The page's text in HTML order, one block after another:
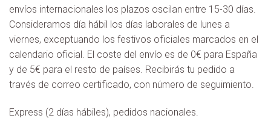
envíos internacionales los plazos oscilan entre 15-30 días.
Consideramos día hábil los días laborales de lunes a
viernes, exceptuando los festivos oficiales marcados en el
calendario oficial. El coste del envío es de 0€ para España
y de 5€ para el resto de países. Recibirás tu pedido a
través de correo certificado, con número de seguimiento.
Express (2 días hábiles), pedidos nacionales.